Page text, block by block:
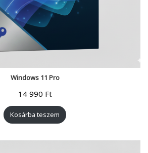
Windows 11 Pro
14 990 Ft
Kosárba teszem